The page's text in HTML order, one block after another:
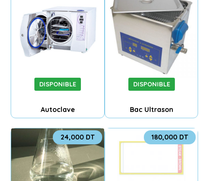
DISPONIBLE
Autoclave
DISPONIBLE
Bac Ultrason
24,000 DT 180,000 DT